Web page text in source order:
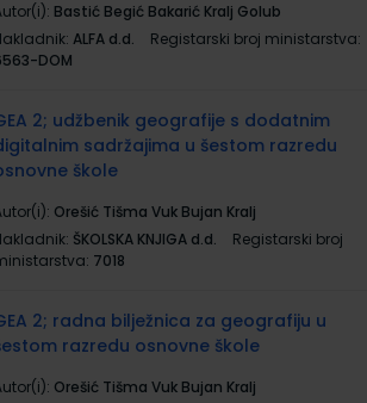
Bastić Begić Bakarić Kralj Golub
ALFA d.d.
Registarski broj ministarstva:
DOM
2; udžbenik geografije s dodatnim
sadržajima u šestom razredu
škole
Orešić Tišma Vuk Bujan Kralj
ŠKOLSKA KNJIGA d.d.
Registarski broj
7018
2; radna bilježnica za geografiju u
razredu osnovne škole
Orešić Tišma Vuk Bujan Kralj